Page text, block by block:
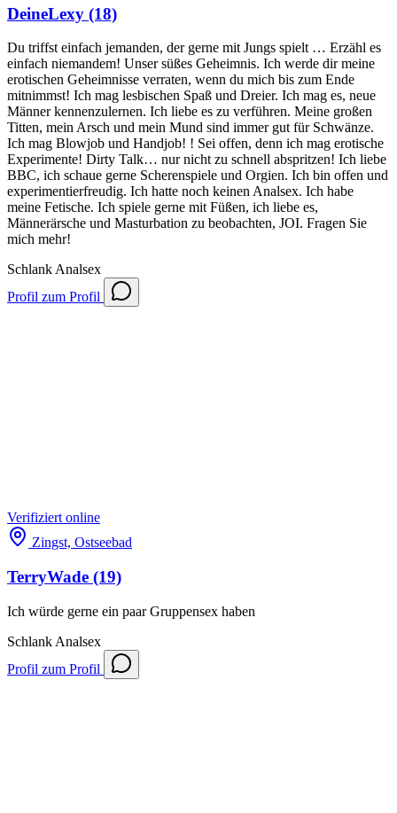
DeineLexy (18)
Du triffst einfach jemanden, der gerne mit Jungs spielt … Erzähl es
einfach niemandem! Unser süßes Geheimnis. Ich werde dir meine
erotischen Geheimnisse verraten, wenn du mich bis zum Ende
mitnimmst! Ich mag lesbischen Spaß und Dreier. Ich mag es, neue
Männer kennenzulernen. Ich liebe es zu verführen. Meine großen
Titten, mein Arsch und mein Mund sind immer gut für Schwänze.
Ich mag Blowjob und Handjob! ! Sei offen, denn ich mag erotische
Experimente! Dirty Talk… nur nicht zu schnell abspritzen! Ich liebe
BBC, ich schaue gerne Scherenspiele und Orgien. Ich bin offen und
experimentierfreudig. Ich hatte noch keinen Analsex. Ich habe
meine Fetische. Ich spiele gerne mit Füßen, ich liebe es,
Männerärsche und Masturbation zu beobachten, JOI. Fragen Sie
mich mehr!
Schlank Analsex
Profil zum Profil
Verifiziert online
Zingst, Ostseebad
TerryWade (19)
Ich würde gerne ein paar Gruppensex haben
Schlank Analsex
Profil zum Profil